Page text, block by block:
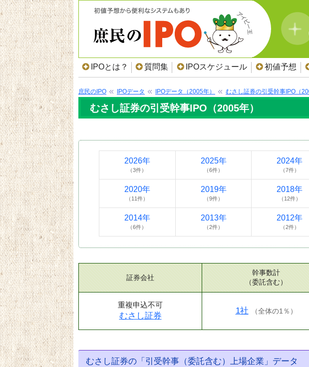
IPOとは？ 質問集 IPOスケジュール 初値予想
庶民のIPO IPOデータ IPOデータ（2005年） むさし証券の引受幹事IPO（
むさし証券の引受幹事IPO（2005年）
2026年
（3件）
2025年
（6件）
2024年
（7件）
2020年
（11件）
2019年
（9件）
2018年
（12件）
2014年
（6件）
2013年
（2件）
2012年
（2件）
証券会社
重複申込不可
むさし証券
幹事数計
（委託含む）
1社 （全体の1％ ）
むさし証券の「引受幹事（委託含む）上場企業」データ